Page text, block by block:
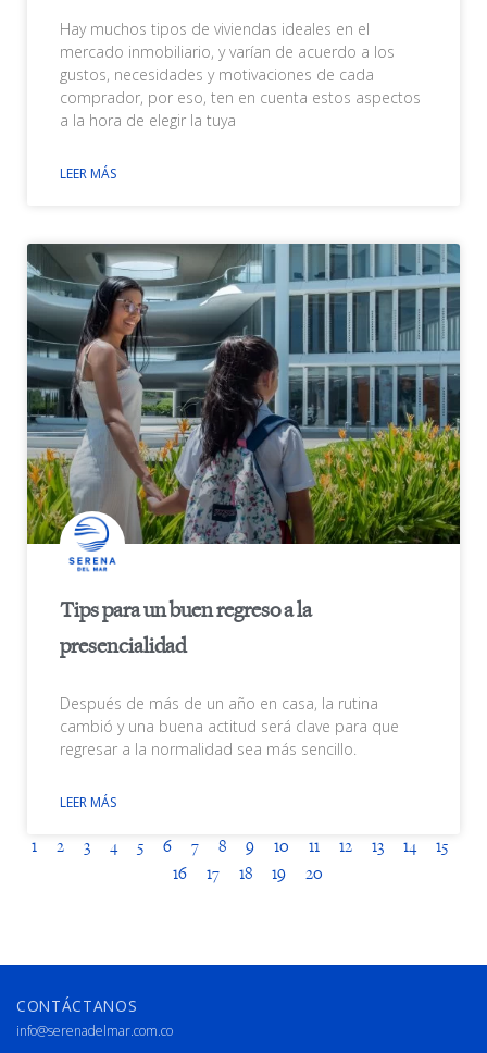
Hay muchos tipos de viviendas ideales en el
mercado inmobiliario, y varían de acuerdo a los
gustos, necesidades y motivaciones de cada
comprador, por eso, ten en cuenta estos aspectos
a la hora de elegir la tuya
LEER MÁS
Tips para un buen regreso a la
presencialidad
Después de más de un año en casa, la rutina
cambió y una buena actitud será clave para que
regresar a la normalidad sea más sencillo.
LEER MÁS
1 2 3 4 5 6 7 8 9 10 11 12 13 14
15
16
17 18 19 20
CONTÁCTANOS
info@serenadelmar.com.co